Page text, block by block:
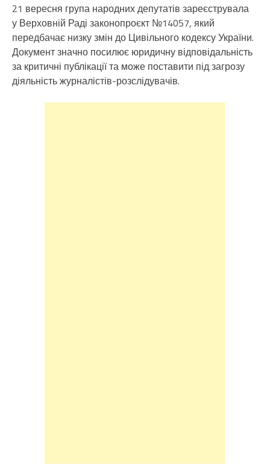
21 вересня група народних депутатів зареєструвала
у Верховній Раді законопроєкт №14057, який
передбачає низку змін до Цивільного кодексу України.
Документ значно посилює юридичну відповідальність
за критичні публікації та може поставити під загрозу
діяльність журналістів-розслідувачів.